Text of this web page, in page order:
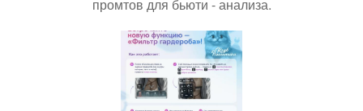
промтов для бьюти - анализа.